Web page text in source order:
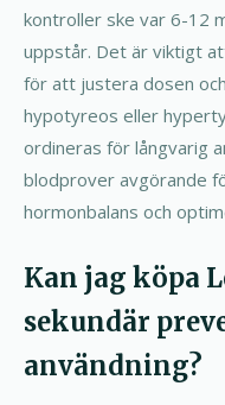
kontroller ske var 6-12
uppstår. Det är viktigt
för att justera dosen
hypotyreos eller
ordineras för långvarig
blodprover avgörande
hormonbalans och
Kan jag köpa
sekundär
användning?